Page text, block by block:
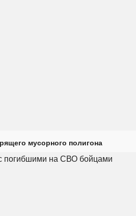
мусорного полигона